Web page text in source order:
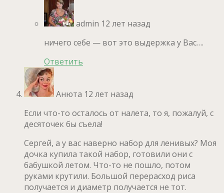
admin 12 лет назад
ничего себе — вот это выдержка у Вас….
Ответить
Анюта 12 лет назад
Если что-то осталось от налета, то я, пожалуй, с
десяточек бы съела!
Сергей, а у вас наверно набор для ленивых? Моя
дочка купила такой набор, готовили они с
бабушкой летом. Что-то не пошло, потом
руками крутили. Большой перерасход риса
получается и диаметр получается не тот.